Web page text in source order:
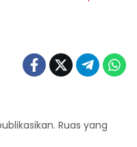
Ruas yang